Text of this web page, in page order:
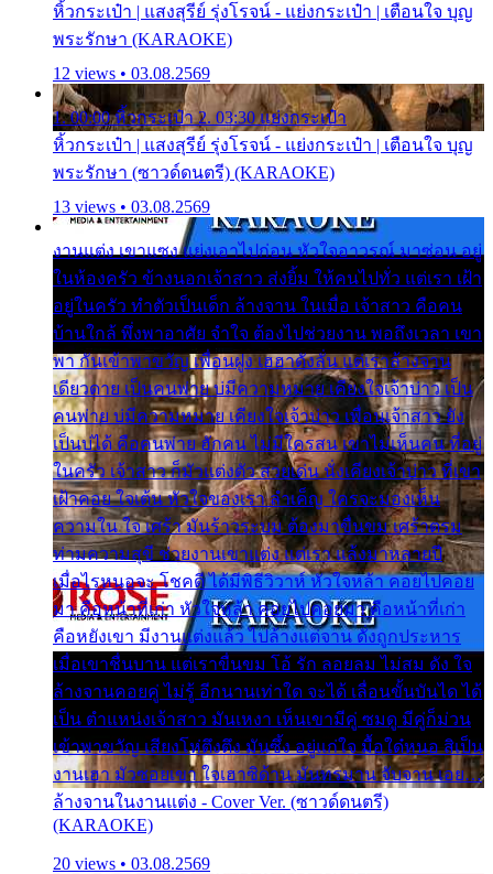
หิ้วกระเป๋า | แสงสุรีย์ รุ่งโรจน์ - แย่งกระเป๋า | เตือนใจ บุญ
พระรักษา (KARAOKE)
12 views • 03.08.2569
1. 00:00 หิ้วกระเป๋า 2. 03:30 แย่งกระเป๋า
หิ้วกระเป๋า | แสงสุรีย์ รุ่งโรจน์ - แย่งกระเป๋า | เตือนใจ บุญ
พระรักษา (ซาวด์ดนตรี) (KARAOKE)
13 views • 03.08.2569
งานแต่ง เขาแซง แย่งเอาไปก่อน หัวใจอาวรณ์ มาซ่อน อยู่
ในห้องครัว ข้างนอกเจ้าสาว ส่งยิ้ม ให้คนไปทั่ว แต่เรา เฝ้า
อยู่ในครัว ทำตัวเป็นเด็ก ล้างจาน ในเมื่อ เจ้าสาว คือคน
บ้านใกล้ พึ่งพาอาศัย จำใจ ต้องไปช่วยงาน พอถึงเวลา เขา
พา กันเข้าพาขวัญ เพื่อนฝูง เฮฮาดังลั่น แต่เราล้างจาน
เดียวดาย เป็นคนพ่าย บ่มีความหมาย เคียงใจเจ้าบ่าว เป็น
คนพ่าย บ่มีความหมาย เคียงใจเจ้าบ่าว เพื่อนเจ้าสาว ยัง
เป็นบ่ได้ คือคนพ่าย ฮักคน ไม่มีใครสน เขาไม่เห็นคน ที่อยู่
ในครัว เจ้าสาว ก็มัวแต่งตัว สวยเด่น นั่งเคียงเจ้าบ่าว ที่เขา
เฝ้าคอย ใจเต้น หัวใจของเรา ลำเค็ญ ใครจะมองเห็น
ความใน ใจ เศร้า มันร้าวระบม ต้องมาขื่นขม เศร้าตรม
ท่ามความสุขี ช่วยงานเขาแต่ง แต่เรา แล้งมาหลายปี
เมื่อไรหนอจะ โชคดี ได้มีพิธีวิวาห์ หัวใจหล้า คอยไปคอย
มา คือหน้าที่เก่า หัวใจหล้า คอยไปคอยมา คือหน้าที่เก่า
คือหยังเขา มีงานแต่งแล้ว ไปล้างแต่จาน ดั่งถูกประหาร
เมื่อเขาชื่นบาน แต่เราขื่นขม โอ้ รัก ลอยลม ไม่สม ดัง ใจ
ล้างจานคอยคู่ ไม่รู้ อีกนานเท่าใด จะได้ เลื่อนขั้นบันได ได้
เป็น ตำแหน่งเจ้าสาว มันเหงา เห็นเขามีคู่ ซมดู มีคู่ก็ม่วน
เข้าพาขวัญ เสียงโห่ตึงตึง มันซึ้ง อยู่แก่ใจ มื้อใด๋หนอ สิเป็น
งานเฮา มัวซอยเขา ใจเฮาซิด้าน มันทรมาน จับจาน เอย…
ล้างจานในงานแต่ง - Cover Ver. (ซาวด์ดนตรี)
(KARAOKE)
20 views • 03.08.2569